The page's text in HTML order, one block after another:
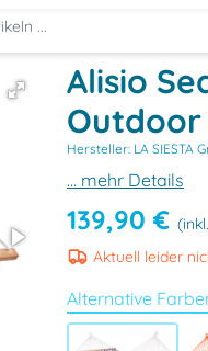
Alisio
Outdoor
Hersteller: LA SIESTA
... mehr Details
139,90 €
Aktuell leider
Alternative